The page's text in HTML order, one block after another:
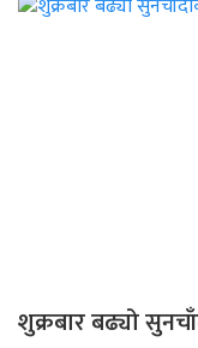
शुक्रबार बढ्यो